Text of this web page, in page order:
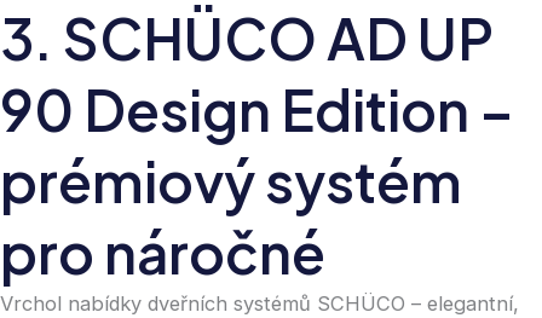
3. SCHÜCO AD UP
3. SCHÜCOAD UP
90 Design Edition –
prémiovýsystém
pro náročné
Vrchol nabídky dveřních systémů SCHÜCO – elegantní,